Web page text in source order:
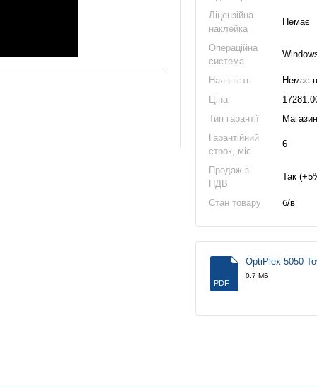
Ліцензійна
наклейка
Немає
Операційна
система
Наявність
Немає в
Ціна
Тип гарантії
Магазин
Гарантійний
строк, міс.
6
Продаж з
ПДВ
Так
Стан товару б/в
PDF
OptiPlex-5050-
0.7 МБ